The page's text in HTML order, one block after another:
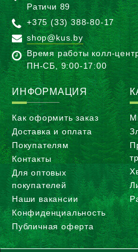
Ратичи 89
+375 (33) 388-80-17
shop@kus.by
Время работы колл-
ПН-CБ, 9:00-17:00
ИНФОРМАЦИЯ
Как оформить заказ
Доставка и оплата
Покупателям
Контакты
Для оптовых
покупателей
Наши вакансии
Конфиденциальность
Публичная оферта